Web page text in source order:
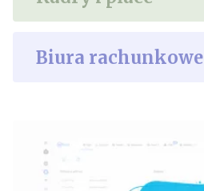
Biura rachunkowe